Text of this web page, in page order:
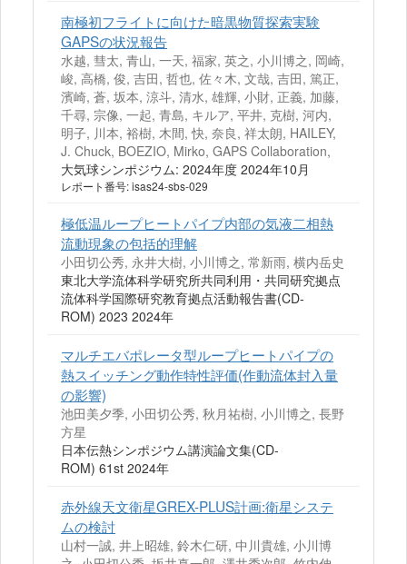
南極初フライトに向けた暗黒物質探索実験
GAPSの状況報告
水越, 彗太, 青山, 一天, 福家, 英之, 小川博之, 岡崎,
峻, 高橋, 俊, 吉田, 哲也, 佐々木, 文哉, 吉田, 篤正,
濱崎, 蒼, 坂本, 涼斗, 清水, 雄輝, 小財, 正義, 加藤,
千尋, 宗像, 一起, 青島, キルア, 平井, 克樹, 河内,
明子, 川本, 裕樹, 木間, 快, 奈良, 祥太朗, HAILEY,
J. Chuck, BOEZIO, Mirko, GAPS Collaboration,
大気球シンポジウム: 2024年度 2024年10月
レポート番号: isas24-sbs-029
極低温ループヒートパイプ内部の気液二相熱
流動現象の包括的理解
小田切公秀, 永井大樹, 小川博之, 常新雨, 横内岳史
東北大学流体科学研究所共同利用・共同研究拠点
流体科学国際研究教育拠点活動報告書(CD-
ROM) 2023 2024年
マルチエバポレータ型ループヒートパイプの
熱スイッチング動作特性評価(作動流体封入量
の影響)
池田美夕季, 小田切公秀, 秋月祐樹, 小川博之, 長野
方星
日本伝熱シンポジウム講演論文集(CD-
ROM) 61st 2024年
赤外線天文衛星GREX-PLUS計画:衛星システ
ムの検討
山村一誠, 井上昭雄, 鈴木仁研, 中川貴雄, 小川博